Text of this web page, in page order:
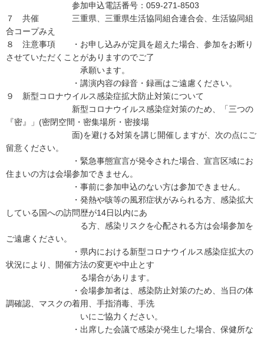
参加申込電話番号：059-271-8503
７ 共催 三重県、三重県生活協同組合連合会、生活協同組
合コープみえ
８ 注意事項 ・お申し込みが定員を超えた場合、参加をお断り
させていただくことがありますのでご了
承願います。
・講演内容の録音・録画はご遠慮ください。
９ 新型コロナウイルス感染症拡大防止対策について
新型コロナウイルス感染症対策のため、「三つの
『密』」(密閉空間・密集場所・密接場
面)を避ける対策を講じ開催しますが、次の点にご
留意ください。
・緊急事態宣言が発令された場合、宣言区域にお
住まいの方は会場参加できません。
・事前に参加申込のない方は参加できません。
・発熱や咳等の風邪症状がみられる方、感染拡大
している国への訪問歴が14日以内にあ
る方、感染リスクを心配される方は会場参加を
ご遠慮ください。
・県内における新型コロナウイルス感染症拡大の
状況により、開催方法の変更や中止とす
る場合があります。
・会場参加者は、感染防止対策のため、当日の体
調確認、マスクの着用、手指消毒、手洗
いにご協力ください。
・出席した会議で感染が発生した場合、保健所な